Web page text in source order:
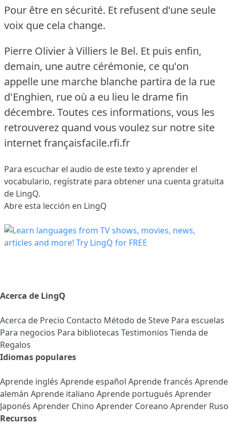
Pour être en sécurité. Et refusent d'une seule
voix que cela change.
Pierre Olivier à Villiers le Bel. Et puis enfin,
demain, une autre cérémonie, ce qu'on
appelle une marche blanche partira de la rue
d'Enghien, rue où a eu lieu le drame fin
décembre. Toutes ces informations, vous les
retrouverez quand vous voulez sur notre site
internet françaisfacile.rfi.fr
Para escuchar el audio de este texto y aprender el
vocabulario, regístrate para obtener una cuenta gratuita
de LingQ.
Abre esta lección en LingQ
Acerca de LingQ
Acerca de Precio Contacto Método de Steve Para escuelas
Para negocios Para bibliotecas Testimonios Tienda de
Regalos
Idiomas populares
Aprende inglés Aprende español Aprende francés Aprende
alemán Aprende italiano Aprende portugués Aprender
Japonés Aprender Chino Aprender Coreano Aprender Ruso
Recursos